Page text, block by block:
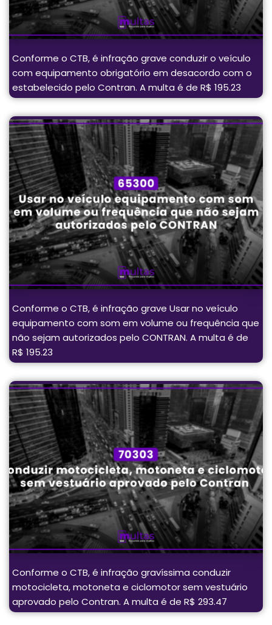
Conforme o CTB, é infração grave conduzir o veículo
com equipamento obrigatório em desacordo com o
estabelecido pelo Contran. A multa é de R$ 195.23
Conforme o CTB, é infração grave Usar no veículo
equipamento com som em volume ou frequência que
não sejam autorizados pelo CONTRAN. A multa é de
R$ 195.23
Conforme o CTB, é infração gravíssima conduzir
motocicleta, motoneta e ciclomotor sem vestuário
aprovado pelo Contran. A multa é de R$ 293.47